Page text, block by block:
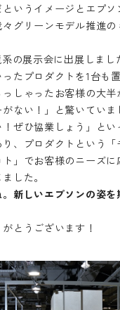
いうイメージとエプ
グリーンモデル推進の
の展示会に出展しまし
たプロダクトを1台も
しゃったお客様の大半
ない！」と驚いていま
ぜひ協業しょう」とい
、プロダクトという「
」でお客様のニーズ
した。
新しいエプソンの姿を
がとうございます！